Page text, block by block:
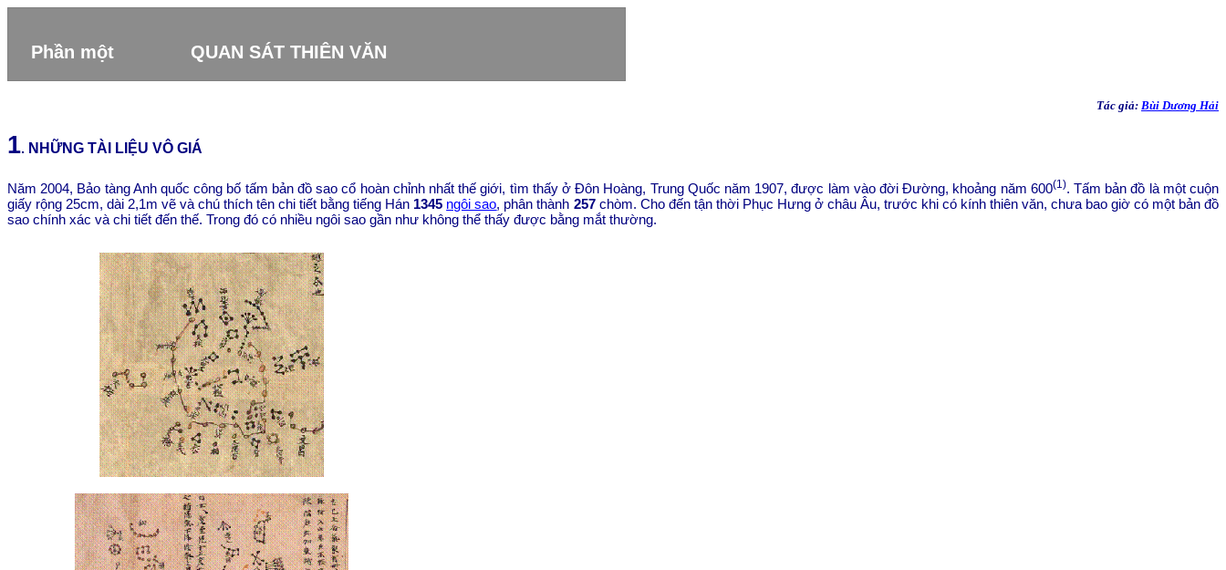
Phần một QUAN SÁT THIÊN VĂN
Tác giả: Bùi Dương Hải
1. NHỮNG TÀI LIỆU VÔ GIÁ
Năm 2004, Bảo tàng Anh quốc công bố tấm bản đồ sao cổ hoàn chỉnh nhất thế giới, tìm thấy ở Đôn Hoàng, Trung Quốc năm 1907, được làm vào đời Đường, khoảng năm 600(1). Tấm bản đồ là một cuộn
giấy rộng 25cm, dài 2,1m vẽ và chú thích tên chi tiết bằng tiếng Hán 1345 ngôi sao, phân thành 257 chòm. Cho đến tận thời Phục Hưng ở châu Âu, trước khi có kính thiên văn, chưa bao giờ có một bản đồ
sao chính xác và chi tiết đến thế. Trong đó có nhiều ngôi sao gần như không thể thấy được bằng mắt thường.